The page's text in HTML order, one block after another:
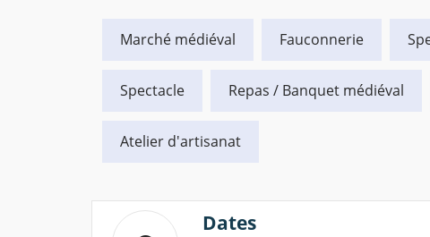
Marché médiéval Fauconnerie
Spectacle Repas / Banquet médiéval
Atelier d'artisanat
Dates